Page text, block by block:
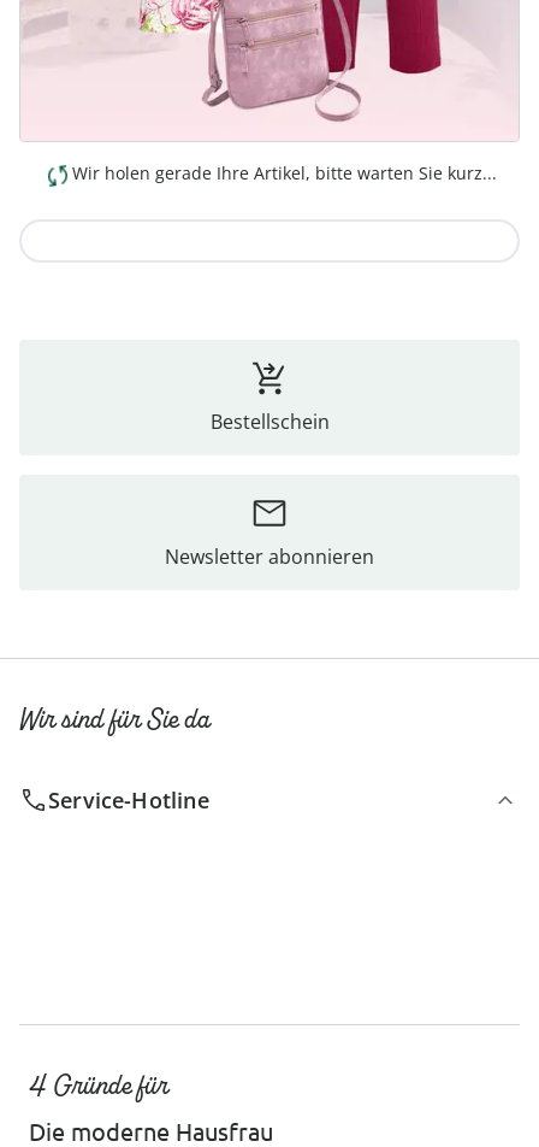
Wir holen gerade Ihre Artikel, bitte warten Sie kurz...
Bestellschein
Newsletter abonnieren
Wir sind für Sie da
Service-Hotline
4 Gründe für
Die moderne Hausfrau